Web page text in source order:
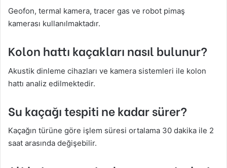
Geofon, termal kamera, tracer gas ve robot pimaş
kamerası kullanılmaktadır.
Kolon hattı kaçakları nasıl bulunur?
Akustik dinleme cihazları ve kamera sistemleri ile kolon
hattı analiz edilmektedir.
Su kaçağı tespiti ne kadar sürer?
Kaçağın türüne göre işlem süresi ortalama 30 dakika ile 2
saat arasında değişebilir.